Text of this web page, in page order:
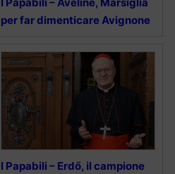
I Papabili – Aveline, Marsiglia
per far dimenticare Avignone
I Papabili – Erdő, il campione